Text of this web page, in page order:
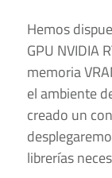
Hemos
GPU NVIDIA
memoria
el ambiente
creado un
librerías